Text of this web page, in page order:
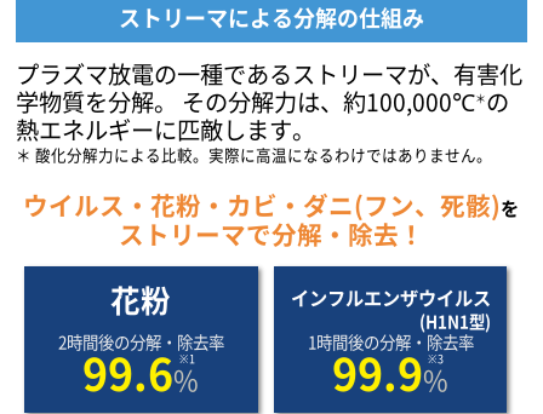
ストリーマによる分解の仕組み
プラズマ放電の一種であるストリーマが、有害化
学物質を分解。
その分解力は、約100,000℃＊の
熱エネルギーに匹敵します。
酸化分解力による比較。実際に高温になるわけではありません。
ウイルス・花粉・カビ・ダニ(フン、死骸)を
ストリーマで分解・除去！
花粉
2時間後の分解・除去率
※1
99.6%
インフルエンザウイルス
(H1N1型)
1時間後の分解・除去率
※3
99.9%